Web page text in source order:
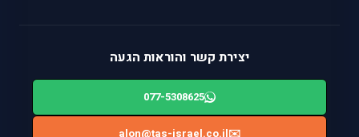
יצירת קשר והוראות הגעה
077-5308625
✉️
alon@tas-israel.co.il